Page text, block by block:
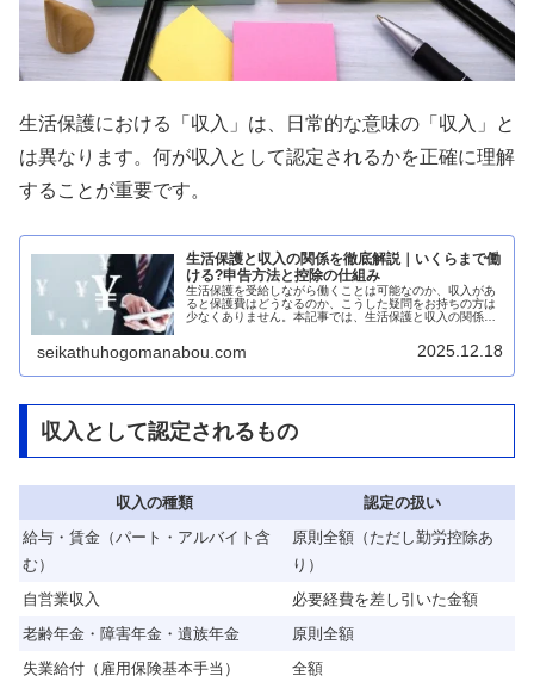
生活保護における「収入」は、日常的な意味の「収入」と
は異なります。何が収入として認定されるかを正確に理解
することが重要です。
生活保護と収入の関係を徹底解説｜いくらまで働
ける?申告方法と控除の仕組み
生活保護を受給しながら働くことは可能なのか、収入があ
ると保護費はどうなるのか、こうした疑問をお持ちの方は
少なくありません。本記事では、生活保護と収入の関係に
seikathuhogomanabou.com 2025.12.18
収入として認定されるもの
収入の種類
認定の扱い
給与・賃金（パート・アルバイト含
む）
原則全額（ただし勤労控除あ
り）
自営業収入
必要経費を差し引いた金額
老齢年金・障害年金・遺族年金
原則全額
失業給付（雇用保険基本手当）
全額